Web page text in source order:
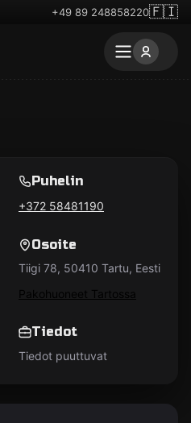
+49 89 248858220🇫🇮
Puhelin
+372 58481190
Osoite
Tiigi 78, 50410 Tartu, Eesti
Pakohuoneet Tartossa
Tiedot
Tiedot puuttuvat